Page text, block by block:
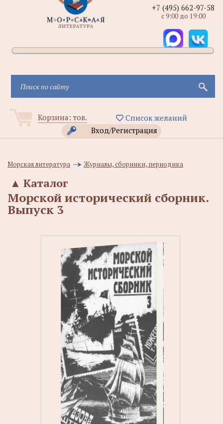
Корзина: тов.
Список желаний
Вход/Регистрация
+7 (495) 662-97-58
с 9:00 до 19:00
Морская литература Журналы, сборники, периодика
Каталог
▲
Морской исторический сборник.
Выпуск 3